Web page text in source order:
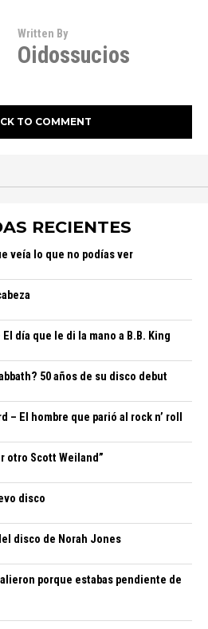
Written By
Oidossucios
TO COMMENT
RECIENTES
veía lo que no podías ver
día que le di la mano a B.B. King
50 años de su disco debut
El hombre que parió al rock n’ roll
otro Scott Weiland”
disco
disco de Norah Jones
porque estabas pendiente de